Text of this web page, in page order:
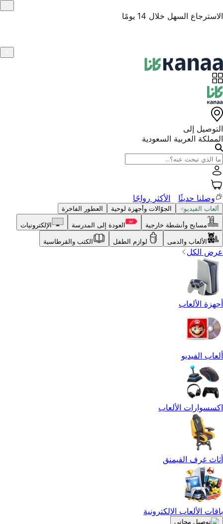
منتجات أصلية
التوصيل إلى
المملكة العربية السعودية
وصلنا حديثًا الأكثر رواجًا
ألعاب الفيديو الجوّالات وأجهزة لوحية العطور الفاخرة
مسابح وأنشطة خارجية العودة إلى المدرسة الإلكترونيات
الألعاب والدمى لوازم الطفل الكتب والقرطاسية
عرض الكل
أجهزة الألعاب
ألعاب الفيديو
اكسسوارات الألعاب
أثاث غرف القيمنق
باقات الألعاب الإلكترونية